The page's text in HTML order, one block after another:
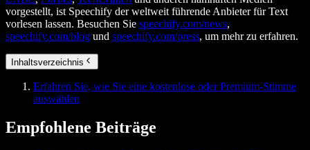
vorgestellt, ist Speechify der weltweit führende Anbieter für Text
vorlesen lassen. Besuchen Sie speechify.com/news,
speechify.com/blog und speechify.com/press, um mehr zu erfahren.
Inhaltsverzeichnis
Erfahren Sie, wie Sie eine kostenlose oder Premium-Stimme
auswählen
Empfohlene Beiträge